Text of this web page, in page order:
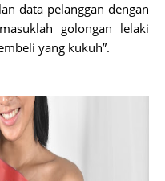
data pelanggan dengan
golongan lelaki
yang kukuh”.